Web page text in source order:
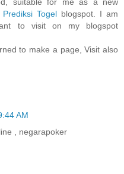
Prediksi Togel blogspot. I am
to visit on my blogspot
to make a page, Visit also
AM
, negarapoker